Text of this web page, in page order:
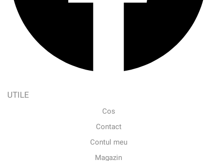
UTILE
Cos
Contact
Contul meu
Magazin